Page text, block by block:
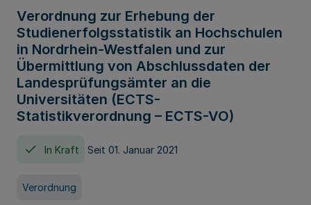
Verordnung zur Erhebung der
Studienerfolgsstatistik an Hochschulen
in Nordrhein-Westfalen und zur
Übermittlung von Abschlussdaten der
Landesprüfungsämter an die
Universitäten (ECTS-
Statistikverordnung – ECTS-VO)
In Kraft Seit 01. Januar 2021
Verordnung